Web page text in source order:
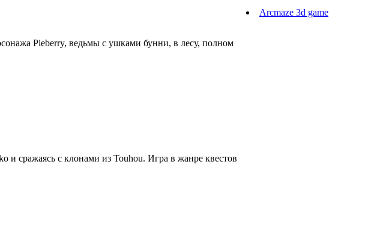
Pieberry, ведьмы с ушками бунни, в лесу, полном
и сражаясь с клонами из Touhou. Игра в жанре квестов
Arcmaze 3d game